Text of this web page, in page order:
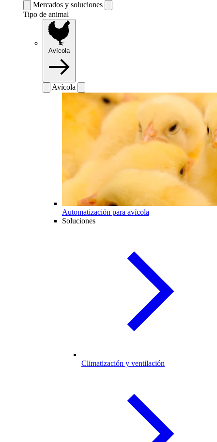
Mercados y soluciones
Tipo de animal
Avícola
Avícola
Automatización para avícola
Soluciones
Climatización y ventilación